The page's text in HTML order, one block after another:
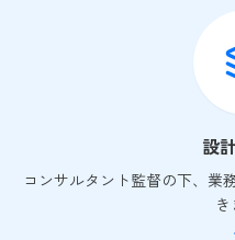
設
コンサルタント監督の下、業
き